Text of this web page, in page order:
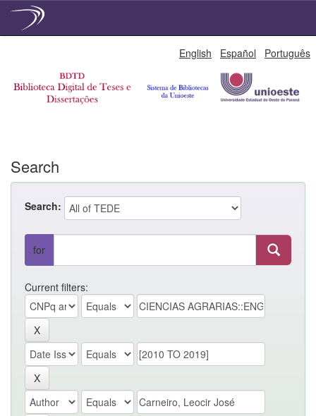
English Español Português
Search
Search:
for
Current filters: